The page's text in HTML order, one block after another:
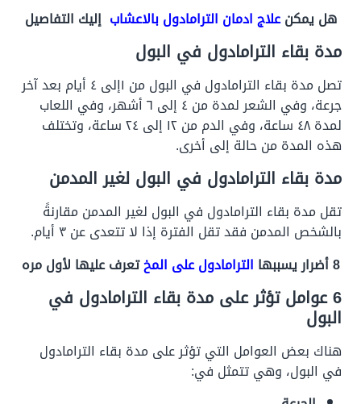
هل يمكنعلاج ادمان الترامادول بالاعشاب إليك التفاصيل
مدة بقاء الترامادول في البول
تصلمدة بقاء الترامادول في البول
من ١إلى ٤ أيام بعد آخر
جرعة، وفي الشعر لمدة من ٤ إلى ٦ أشهر، وفي اللعاب
لمدة ٤٨ ساعة، وفي الدم من ١٢ إلى ٢٤ ساعة، وتختلف
هذه المدة من حالة إلى أخرى.
مدة بقاء الترامادول في البول لغير المدمن
تقل مدة بقاء الترامادول في البول لغير المدمن مقارنةً
بالشخص المدمن فقد تقل الفترة إذا لا تتعدى عن ٣ أيام.
8 أضرار يسببها
الترامادول على المختعرف عليها لأول مره
6 عوامل تؤثر على مدة بقاء الترامادول في
البول
هناك بعض العوامل التي تؤثر علىمدة بقاء الترامادول
في البول، وهي تتمثل في: